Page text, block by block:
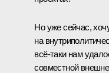
Но уже сейчас,
на
всё‑таки нам
совместной